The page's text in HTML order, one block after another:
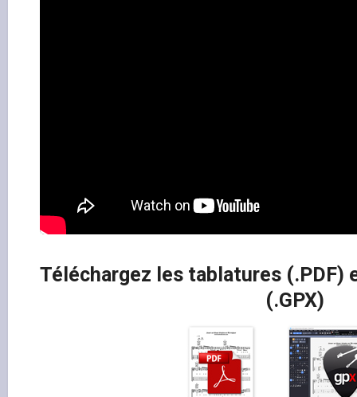
Téléchargez les tablatures
(.GPX)